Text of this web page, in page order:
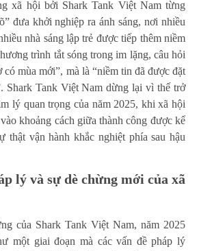
xã hội bởi Shark Tank Việt Nam từng
đưa khởi nghiệp ra ánh sáng, nơi nhiều
nhà sáng lập trẻ được tiếp thêm niềm
trình tắt sóng trong im lặng, câu hỏi
có mùa mới”, mà là “niềm tin đã được đặt
Shark Tank Việt Nam dừng lại vì thế trở
lý quan trọng của năm 2025, khi xã hội
khoảng cách giữa thành công được kể
thật vận hành khắc nghiệt phía sau hậu
lý và sự dè chừng mới của xã
của Shark Tank Việt Nam, năm 2025
một giai đoạn mà các vấn đề pháp lý